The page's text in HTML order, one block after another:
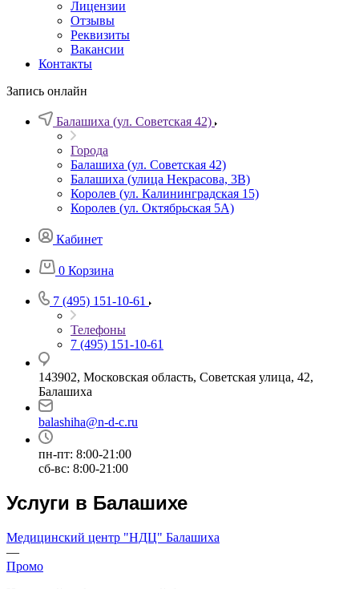
Лицензии
Отзывы
Реквизиты
Вакансии
Контакты
Запись онлайн
Балашиха (ул. Советская 42)
Города
Балашиха (ул. Советская 42)
Балашиха (улица Некрасова, 3В)
Королев (ул. Калининградская 15)
Королев (ул. Октябрьская 5А)
Кабинет
0 Корзина
7 (495) 151-10-61
Телефоны
7 (495) 151-10-61
143902, Московская область, Советская улица, 42,
Балашиха
balashiha@n-d-c.ru
пн-пт: 8:00-21:00
сб-вс: 8:00-21:00
Услуги в Балашихе
Медицинский центр "НДЦ" Балашиха
—
Промо